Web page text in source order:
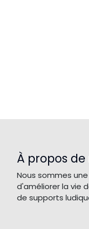
À propos de
Nous sommes
d'améliorer la vie
de supports